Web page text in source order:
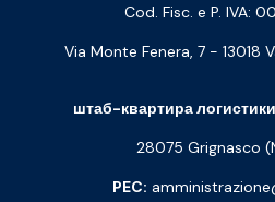
Cod. Fisc. e P. IVA:
Via Monte Fenera, 7 - 13018
штаб-квартира
28075 Grignasco
PEC: